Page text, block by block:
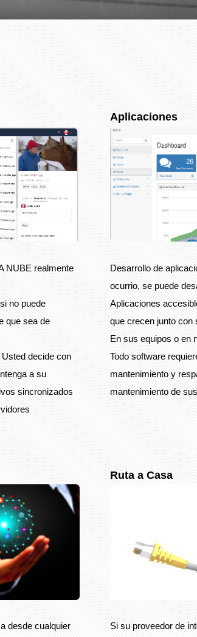
NUBE realmente
no puede
que sea de
decide con
a su
sincronizados
Aplicaciones
Desarrollo de
ocurrio, se puede
Aplicaciones
que crecen junto con
En sus equipos o en
Todo software
mantenimiento y
mantenimiento de
desde cualquier
Ruta a Casa
Si su proveedor de